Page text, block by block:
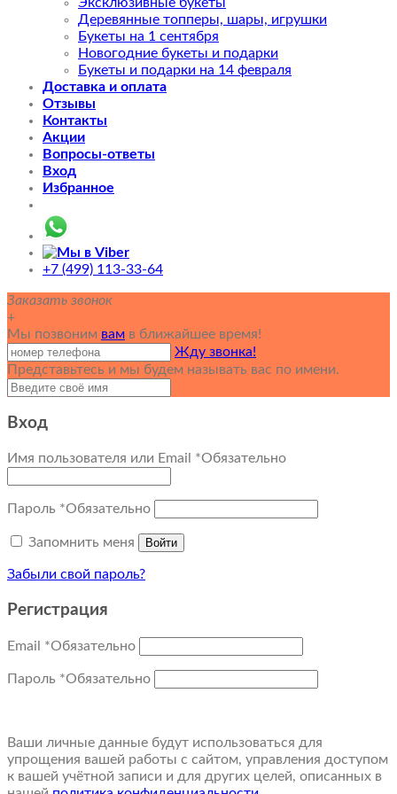
Деревянные топперы, шары, игрушки
Букеты на 1 сентября
Новогодние букеты и подарки
Букеты и подарки на 14 февраля
Доставка и оплата
Отзывы
Контакты
Акции
Вопросы-ответы
Вход
Избранное
+7 (499) 113-33-64
Заказать звонок
+
Мы позвоним вам в ближайшее время!
Жду звонка!
Представьтесь и мы будем называть вас по имени.
Вход
Имя пользователя или Email *Обязательно
Пароль *Обязательно
Запомнить меня Войти
Забыли свой пароль?
Регистрация
Email *Обязательно
Пароль *Обязательно
Ваши личные данные будут использоваться для
упрощения вашей работы с сайтом, управления доступом
к вашей учётной записи и для других целей, описанных в